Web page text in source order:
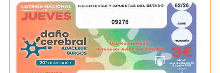
09276